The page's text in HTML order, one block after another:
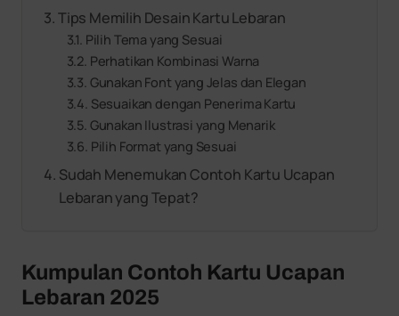
Tips Memilih Desain Kartu Lebaran
Pilih Tema yang Sesuai
Perhatikan Kombinasi Warna
Gunakan Font yang Jelas dan Elegan
Sesuaikan dengan Penerima Kartu
Gunakan Ilustrasi yang Menarik
Pilih Format yang Sesuai
Sudah Menemukan Contoh Kartu Ucapan
Lebaran yang Tepat?
Kumpulan Contoh Kartu Ucapan
Lebaran 2025